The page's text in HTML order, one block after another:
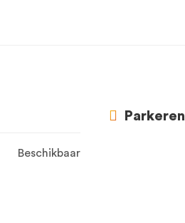
Beschikbaar
Parkeren